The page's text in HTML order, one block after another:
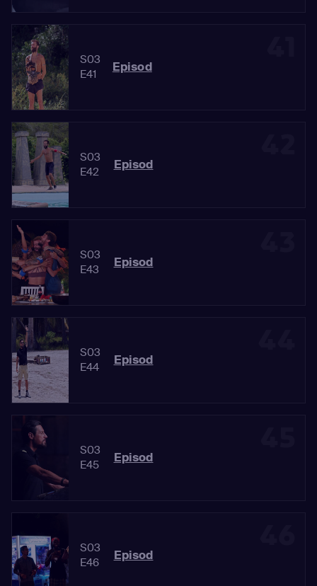
S03
E41
Episod
S03
E42
Episod
S03
E43
Episod
S03
E44
Episod
S03
E45
Episod
S03
E46
Episod